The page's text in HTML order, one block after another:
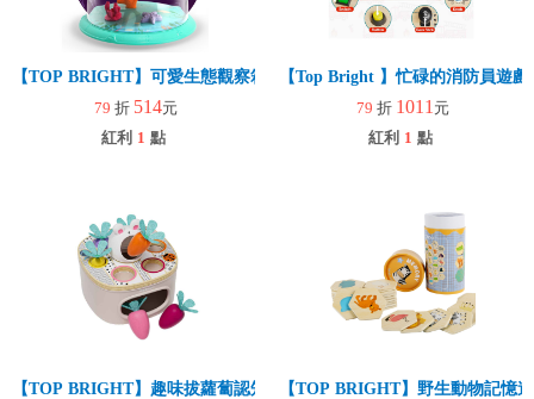
【TOP BRIGHT】可愛生態觀察箱
79 折 514元
紅利 1 點
【Top Bright 】忙碌的消防員遊
79 折 1011 元
紅利 1 點
【TOP BRIGHT】趣味拔蘿蔔認知遊戲組(早教玩具/學習認知/手眼協
【TOP BRIGHT】野生動物記憶